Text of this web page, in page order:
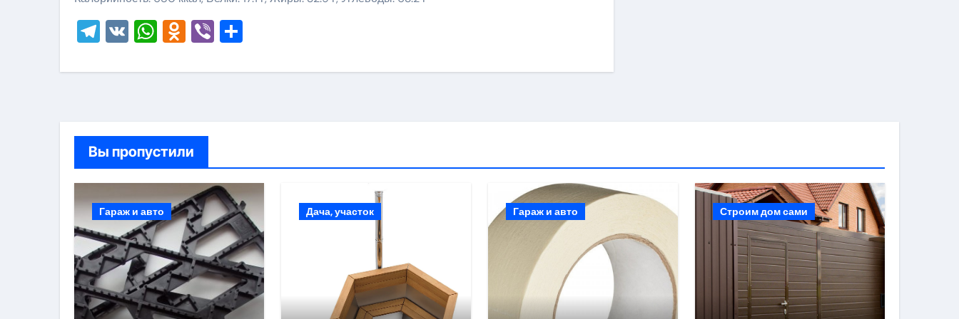
Telegram
VKWhatsApp
Odnoklassniki
Viber
Вы пропустили
Гараж и авто Дача, участок Гараж и авто Строим дом сами